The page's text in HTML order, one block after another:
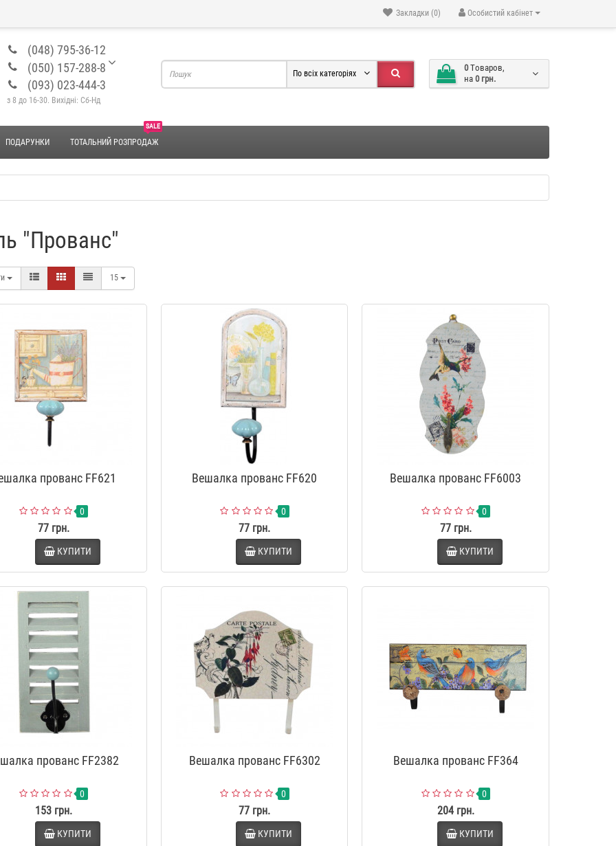
Особистий кабінет
Закладки (0)
(048) 795-36-12
(050) 157-288-8
(093) 023-444-3
з 8 до 16-30. Вихідні: Сб-Нд
0 Tоваров,
на 0 грн.
По всіх категоріях
ПОДАРУНКИ
SALE
ТОТАЛЬНИЙ РОЗПРОДАЖ
Набір для ванної "Akvatika"
YX037
Набір для ванної "Akvatika big"
YX047
589 грн.
Набір для ванної "Savon" YX033
Диспенсер для рідкого мила
"Stenson" YX027
219 грн.
Диспенсер для рідкого мила
"Marva" YX049
219 грн.
Фотоальбом власними руками
вел. "Compass" AB429
629 грн. 415 грн.
Фотоальбом "Власними руками"
AB431
449 грн.
"Прованс"
15
прованс FF621
0
77 грн.
КУПИТИ
Вешалка прованс FF620
0
77 грн.
КУПИТИ
Вешалка прованс FF6003
0
77 грн.
КУПИТИ
прованс FF2382
0
153 грн.
КУПИТИ
Вешалка прованс FF6302
0
77 грн.
КУПИТИ
Вешалка прованс FF364
0
204 грн.
КУПИТИ